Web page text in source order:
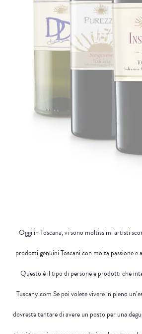
Oggi in Toscana, vi sono moltissimi artisti
prodotti genuini Toscani con molta passione e
Questo è il tipo di persone e prodotti che
Tuscany.com Se poi volete vivere in pieno
dovreste tentare di avere un posto per una